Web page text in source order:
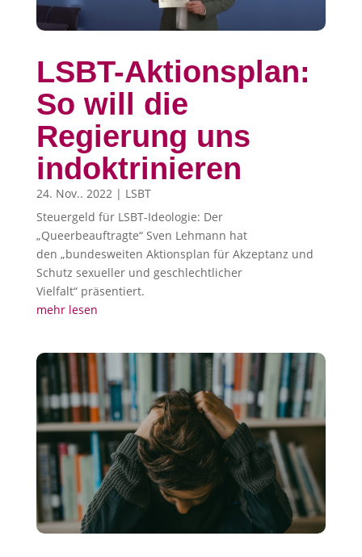
LSBT-Aktionsplan:
So will die
Regierung uns
indoktrinieren
24. Nov.. 2022| LSBT
Steuergeld für LSBT-Ideologie: Der
„Queerbeauftragte“ Sven Lehmann hat
den „bundesweiten Aktionsplan für Akzeptanz und
Schutz sexueller und geschlechtlicher
Vielfalt“ präsentiert.
mehr lesen